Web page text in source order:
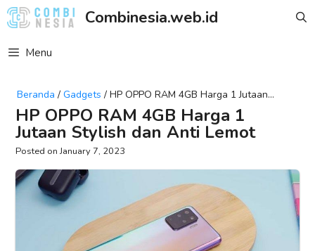
Skip
to
Combinesia.web.id
Menu
Beranda / Gadgets / HP OPPO RAM 4GB Harga 1 Jutaan
Stylish Dan Anti Lemot
HP OPPO RAM 4GB Harga 1
Jutaan Stylish dan Anti Lemot
January 7, 2023